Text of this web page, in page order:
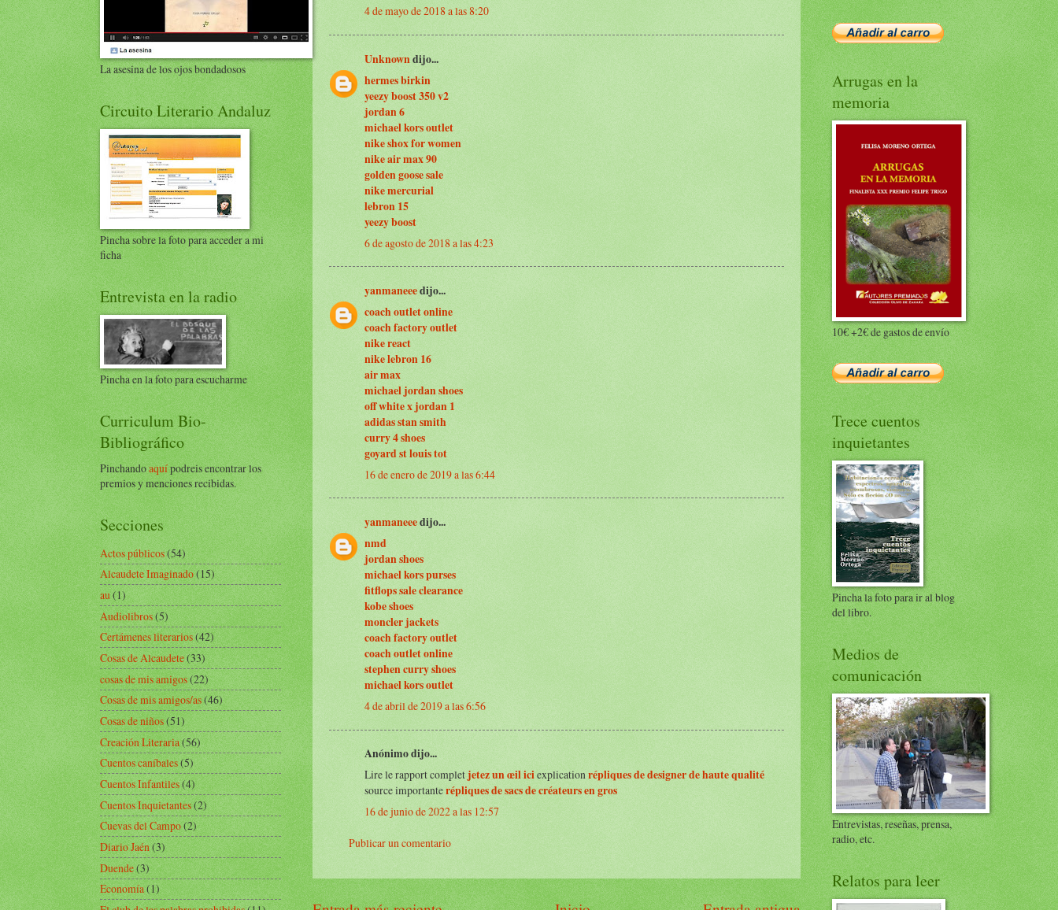
4 de mayo de 2018 a las 8:20
Unknowndijo...
hermes birkin
yeezy boost 350 v2
jordan 6
michael kors outlet
nike shox for women
nike air max 90
golden goose sale
nike mercurial
lebron 15
yeezy boost
6 de agosto de 2018 a las 4:23
yanmaneeedijo...
coach outlet online
coach factory outlet
nike react
nike lebron 16
air max
michael jordan shoes
off white x jordan 1
adidas stan smith
curry 4 shoes
goyard st louis tot
16 de enero de 2019 a las 6:44
yanmaneeedijo...
nmd
jordan shoes
michael kors purses
fitflops sale clearance
kobe shoes
moncler jackets
coach factory outlet
coach outlet online
stephen curry shoes
michael kors outlet
4 de abril de 2019 a las 6:56
Anónimo dijo...
Lire le rapport complet jetez un œil iciexplicationrépliques de designer de haute qualité
source importanterépliques de sacs de créateurs en gros
16 de junio de 2022 a las 12:57
Publicar un comentario
La asesina de los ojos bondadosos
Circuito Literario Andaluz
Pincha sobre la foto para acceder a mi
ficha
Entrevista en la radio
Pincha en la foto para escucharme
Curriculum Bio-
Bibliográfico
Pinchandoaquípodreis encontrar los
premios y menciones recibidas.
Secciones
Actos públicos(54)
Alcaudete Imaginado(15)
au(1)
Audiolibros(5)
Certámenes literarios(42)
Cosas de Alcaudete(33)
cosas de mis amigos(22)
Cosas de mis amigos/as(46)
Cosas de niños(51)
Creación Literaria(56)
Cuentos caníbales(5)
Cuentos Infantiles(4)
Cuentos Inquietantes(2)
Cuevas del Campo(2)
Diario Jaén(3)
Duende(3)
Economía(1)
Arrugas en la
memoria
10€ +2€ de gastos de envío
Trece cuentos
inquietantes
Pincha la foto para ir al blog
del libro.
Medios de
comunicación
Entrevistas, reseñas, prensa,
radio, etc.
Relatos para leer